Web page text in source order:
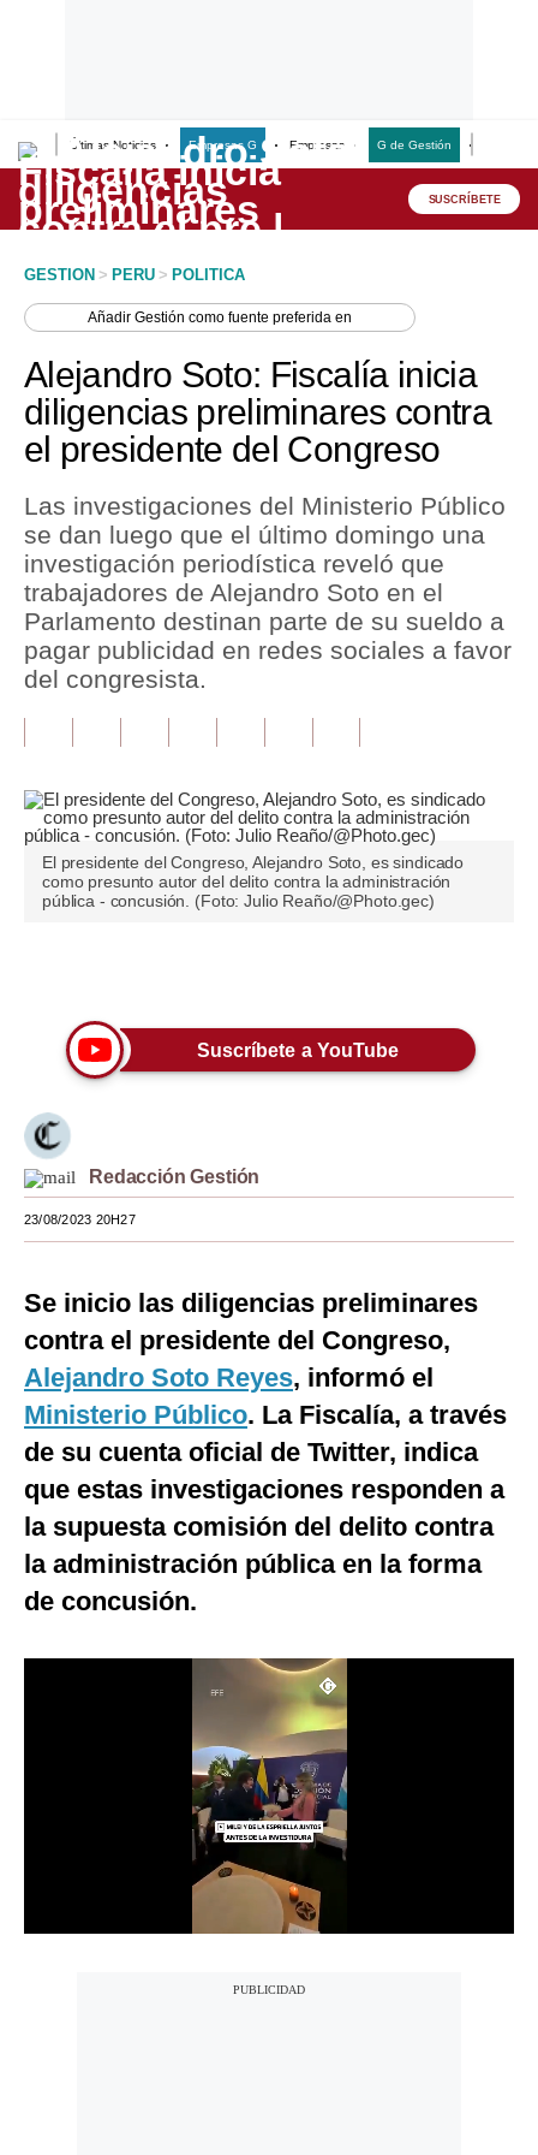
Últimas Noticias Empresas G Empresas G de Gestión
Lo último
Peru Quiosco
Economía
Mercados
Política
Tu Dinero
Finanzas Personales
Inmobiliarias
Editorial
Pregunta de hoy
Viajes
Moda
Estilos
México
España
Internacional
Tecnología
Club del Suscriptor
G de Gestión
SUSCRÍBETE
GESTION > PERU > POLITICA
AñadirGestión como fuente preferida en
Alejandro Soto: Fiscalía inicia
diligencias preliminares contra
el presidente del Congreso
Las investigaciones del Ministerio Público
se dan luego que el último domingo una
investigación periodística reveló que
trabajadores de Alejandro Soto en el
Parlamento destinan parte de su sueldo a
pagar publicidad en redes sociales a favor
del congresista.
El presidente del Congreso, Alejandro Soto, es sindicado
como presunto autor del delito contra la administración
pública - concusión. (Foto: Julio Reaño/@Photo.gec)
Suscríbete a YouTube
Redacción Gestión
23/08/2023 20H27
Se inicio las diligencias preliminares
contra el presidente del Congreso,
Alejandro Soto Reyes, informó el
Ministerio Público. La Fiscalía, a través
de su cuenta oficial de Twitter, indica
que estas investigaciones responden a
la supuesta comisión del delito contra
la administración pública en la forma
de concusión.